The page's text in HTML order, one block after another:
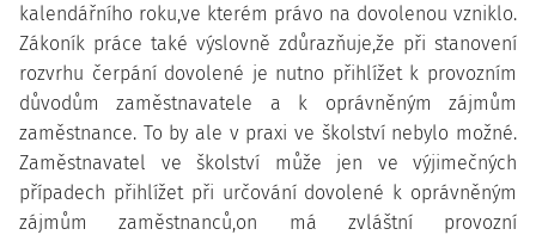
kalendářního roku,ve kterém právo na dovolenou vzniklo.
Zákoník práce také výslovně zdůrazňuje,že při stanovení
rozvrhu čerpání dovolené je nutno přihlížet k provozním
důvodům zaměstnavatele a k oprávněným zájmům
zaměstnance. To by ale v praxi ve školství nebylo možné.
Zaměstnavatel ve školství může jen ve výjimečných
případech přihlížet při určování dovolené k oprávněným
zájmům zaměstnanců,on má zvláštní provozní